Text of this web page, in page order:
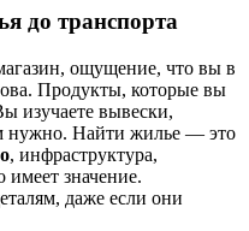
до транспорта
ощущение, что вы в
Продукты, которые вы
изучаете вывески,
нужно. Найти жилье — это
, инфраструктура,
имеет значение.
даже если они